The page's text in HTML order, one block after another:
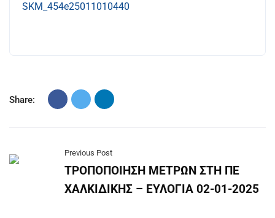
SKM_454e25011010440
Share:
Previous Post
ΤΡΟΠΟΠΟΙΗΣΗ ΜΕΤΡΩΝ ΣΤΗ ΠΕ
ΧΑΛΚΙΔΙΚΗΣ – ΕΥΛΟΓΙΑ 02-01-2025